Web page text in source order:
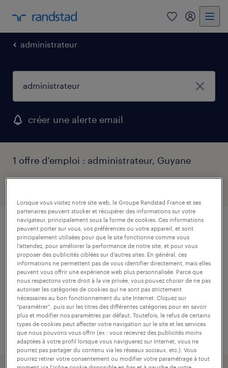
0 mon
administrateur
créer une alerte email
1 offre d'emploi : administrateur, Guyane
consultant en recrutement (f/h)
cayenne, guyane
cdi
29 000 € par année
publié le 7 août 2026
Lorsque vous visitez notre site web, le Groupe Randstad France et ses
partenaires peuvent stocker et récupérer des informations sur votre
navigateur, principalement sous la forme de cookies. Ces informations
peuvent porter sur vous, vos préférences ou votre appareil, et sont
principalement utilisées pour que le site fonctionne comme vous
l’attendez, pour améliorer la performance de notre site, et pour vous
proposer des publicités ciblées sur d’autres sites. En général, ces
informations ne permettent pas de vous identifier directement, mais elles
peuvent vous offrir une expérience web plus personnalisée. Parce que
nous respectons votre droit à la vie privée, vous pouvez choisir de ne pas
autoriser les catégories de cookies qui ne sont pas strictement
nécessaires au bon fonctionnement du site Internet. Cliquez sur
“paramétrer”, puis sur les titres des différentes catégories pour en savoir
plus et modifier nos paramètres par défaut. Toutefois, le refus de certains
types de cookies peut affecter votre navigation sur le site et les services
que nous pouvons vous offrir (ex : vous recevrez des publicités moins
adaptées à votre profil lorsque vous naviguerez sur Internet, vous ne
pourrez pas partager du contenu via les réseaux sociaux, etc.). Vous
pourrez retirer votre consentement ou modifier votre paramétrage à tout